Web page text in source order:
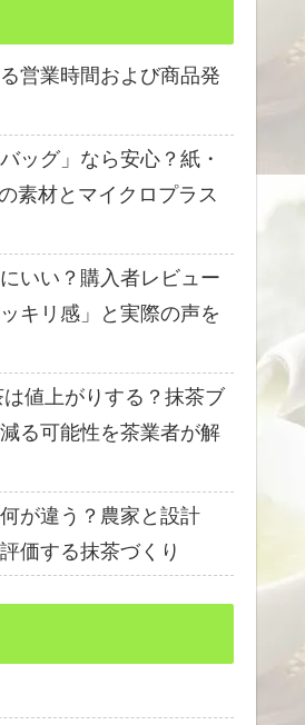
営業時間および商品発
ッグ」なら安心？紙・
素材とマイクロプラス
いい？購入者レビュー
キリ感」と実際の声を
値上がりする？抹茶ブ
る可能性を茶業者が解
が違う？農家と設計
価する抹茶づくり